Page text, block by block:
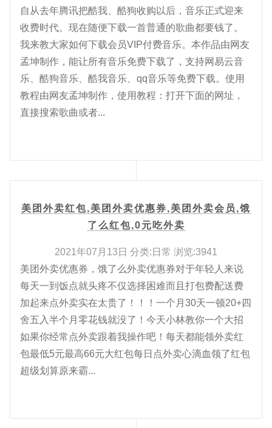
自从去年腾讯把酷我、酷狗收购以后，音乐正式迎来
收费时代。现在随便下载一首普通的歌曲都要钱了。
我来教大家如何下载会员VIP付费音乐。本作品由网友
孟坤制作，能让所有音乐免费下载了，支持网易云音
乐、酷狗音乐、酷我音乐、qq音乐等免费下载。使用
教程由网友孟坤制作，使用教程：打开下面的网址，
直接搜索歌曲或者...
美团外卖红包,美团外卖优惠券,美团外卖会员,饿
了么红包,0元吃外卖
2021年07月13日 分类:日常 浏览:3941
美团外卖优惠券，饿了么外卖优惠券对于年轻人来说
每天一到饭点就头疼不仅选择困难而且打包费配送费
加起来点外卖实在太贵了！！！一个月30天一顿20+四
舍五入半个月零花钱就没了！今天小林教你一个大招
如果你经常点外卖跟着我操作吧！每天都能领外卖红
包最低5元最高66元大红包每日点外卖心滴血领了红包
超级划算原来霸...